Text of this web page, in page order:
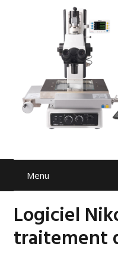
Menu
Logiciel
traitement